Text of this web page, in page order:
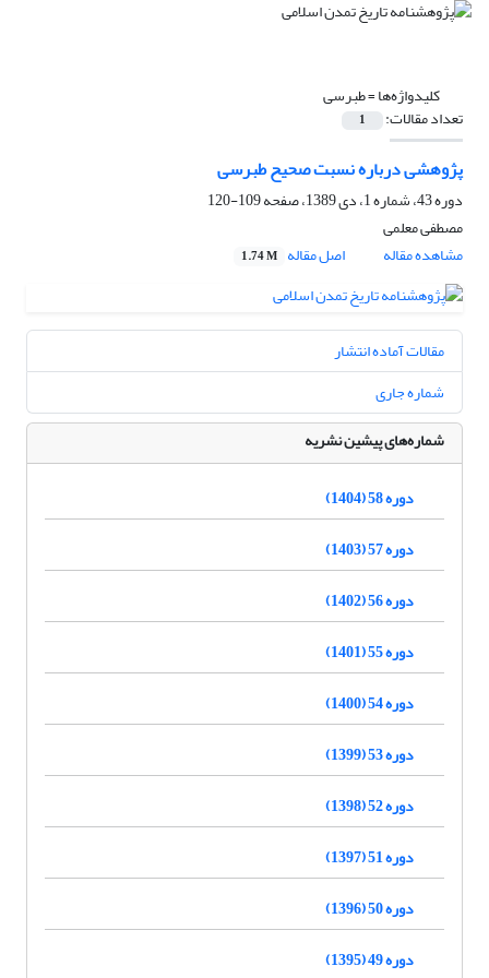
کلیدواژه‌ها =طبرسی
تعداد مقالات: 1
پژوهشی درباره نسبت صحیح طبرسی
دوره 43، شماره 1، دی 1389، صفحه
109-120
مصطفی معلمی
مشاهده مقاله
اصل مقاله 1.74 M
مقالات آماده انتشار
شماره جاری
شماره‌های پیشین نشریه
دوره 58 (1404)
دوره 57 (1403)
دوره 56 (1402)
دوره 55 (1401)
دوره 54 (1400)
دوره 53 (1399)
دوره 52 (1398)
دوره 51 (1397)
دوره 50 (1396)
دوره 49 (1395)